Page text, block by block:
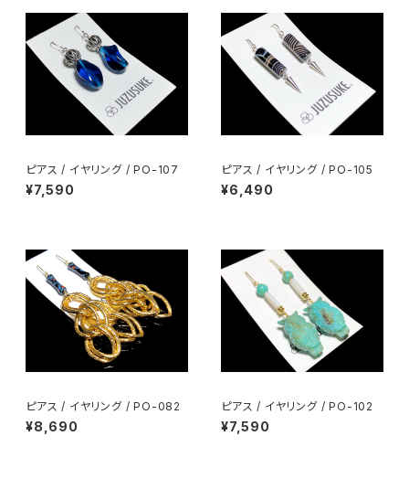
ピアス / イヤリング / PO-107
¥7,590
ピアス / イヤリング / PO-105
¥6,490
ピアス / イヤリング / PO-082
¥8,690
ピアス / イヤリング / PO-102
¥7,590